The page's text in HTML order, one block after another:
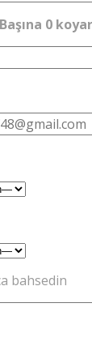
0
bahsedin